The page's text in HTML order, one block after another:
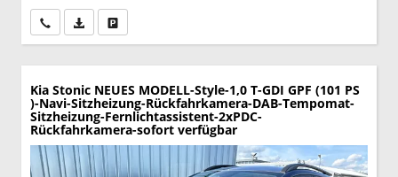
Wir rufen Sie anPDF-Datei, Fahrzeugexposé drucken
Kia Stonic NEUES MODELL-Style-1,0 T-GDI GPF (101 PS
)-Navi-Sitzheizung-Rückfahrkamera-DAB-Tempomat-
Sitzheizung-Fernlichtassistent-2xPDC-
Rückfahrkamera-sofort verfügbar